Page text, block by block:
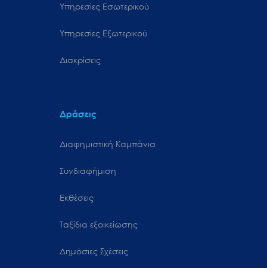
Υπηρεσίες Εσωτερικού
Υπηρεσίες Εξωτερικού
Διακρίσεις
Δράσεις
Διαφημιστική Καμπάνια
Συνδιαφήμιση
Εκθέσεις
Ταξίδια εξοικείωσης
Δημόσιες Σχέσεις